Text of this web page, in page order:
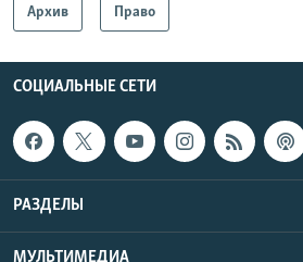
Архив Право
СОЦИАЛЬНЫЕ СЕТИ
РАЗДЕЛЫ
МУЛЬТИМЕДИА